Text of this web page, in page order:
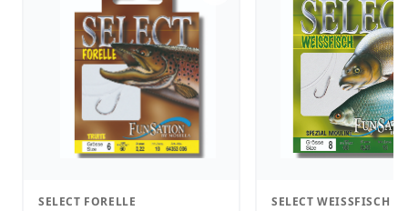
SELECT FORELLE SELECT WEISSFISCH